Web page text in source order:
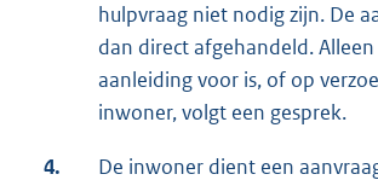
hulpvraag niet nodig zijn. De
dan direct afgehandeld. Alleen
aanleiding voor is, of op
inwoner, volgt een gesprek.
4. De inwoner dient een